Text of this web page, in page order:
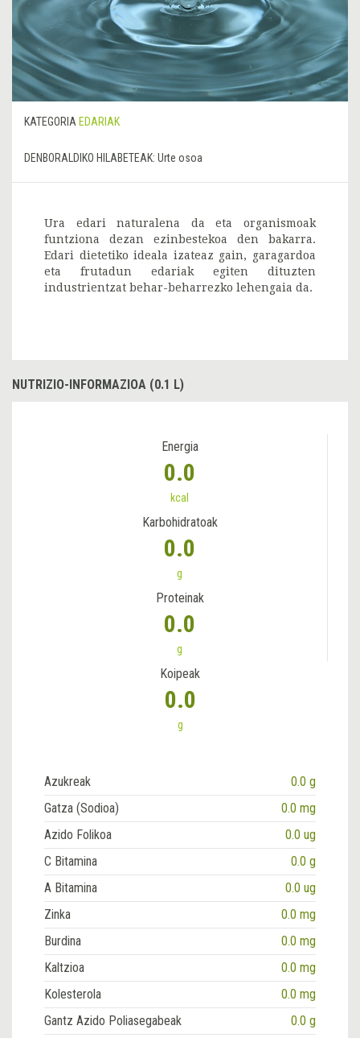
KATEGORIA EDARIAK
DENBORALDIKO HILABETEAK: Urte osoa
Ura edari naturalena da eta organismoak
funtziona dezan ezinbestekoa den bakarra.
Edari dietetiko ideala izateaz gain, garagardoa
eta frutadun edariak egiten dituzten
industrientzat behar-beharrezko lehengaia da.
NUTRIZIO-INFORMAZIOA (0.1 L)
Energia
0.0
kcal
Karbohidratoak
0.0
g
Proteinak
0.0
g
Koipeak
0.0
g
Azukreak
0.0 g
Gatza (Sodioa)
0.0 mg
Azido Folikoa
0.0 ug
C Bitamina
0.0 g
A Bitamina
0.0 ug
Zinka
0.0 mg
Burdina
0.0 mg
Kaltzioa
0.0 mg
Kolesterola
0.0 mg
Gantz Azido Poliasegabeak
0.0 g